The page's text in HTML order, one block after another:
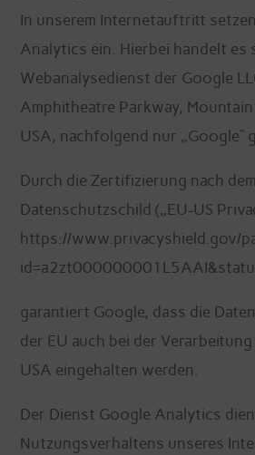
In unserem Internetauftritt
Analytics ein. Hierbei handelt es
Webanalysedienst der Google
Amphitheatre Parkway,
USA, nachfolgend nur „Google“
Durch die Zertifizierung nach
Datenschutzschild („EU-US
https://www.privacyshield.gov/
garantiert Google, dass die
der EU auch bei der
USA eingehalten werden.
Der Dienst Google Analytics
Nutzungsverhaltens unseres